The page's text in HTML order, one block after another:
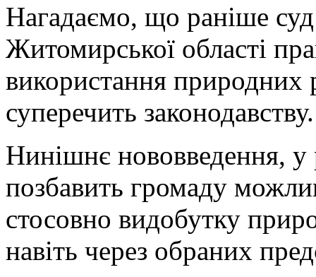
Нагадаємо, що раніше
Житомирської області
використання природних
суперечить законодавству.
Нинішнє нововведення, у
позбавить громаду
стосовно видобутку
навіть через обраних